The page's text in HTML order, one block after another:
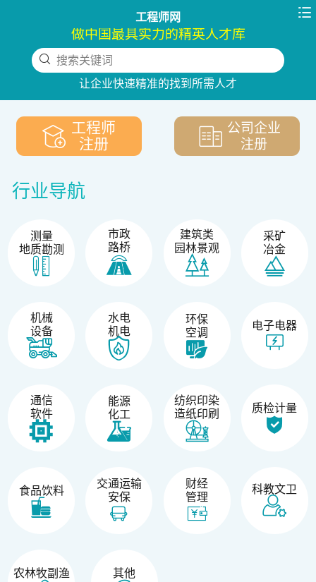
工程师网 
做中国最具实力的精英人才库
搜索关键词
让企业快速精准的找到所需人才
下拉刷新
工程师
注册
公司企业
注册
行业导航
测量
地质勘测
市政
路桥
建筑类
园林景观
采矿
冶金
机械
设备
水电
机电
环保
空调
电子电器
通信
软件
能源
化工
纺织印染
造纸印刷
质检计量
食品饮料
交通运输
安保
财经
管理
科教文卫
农林牧副渔 其他